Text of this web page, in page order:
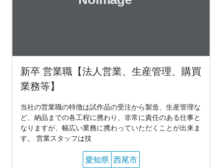
新卒 営業職【法人営業、生産管理、購買
業務等】
当社の営業職の特徴は試作品の受注から製造、生産管理な
ど、納品までの各工程に携わり、非常に責任のある仕事と
なりますが、幅広い業務に携わっていただくことが出来ま
す。 営業スタッフは技
愛知県 西尾市